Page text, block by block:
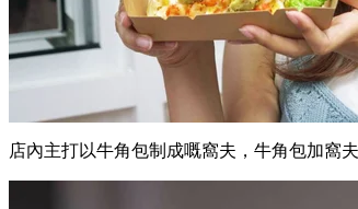
店內主打以牛角包制成嘅窩夫，牛角包加窩